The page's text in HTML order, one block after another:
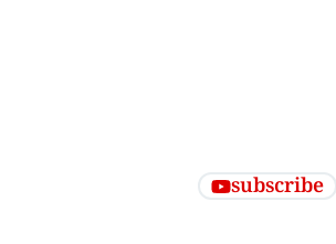
subscribe